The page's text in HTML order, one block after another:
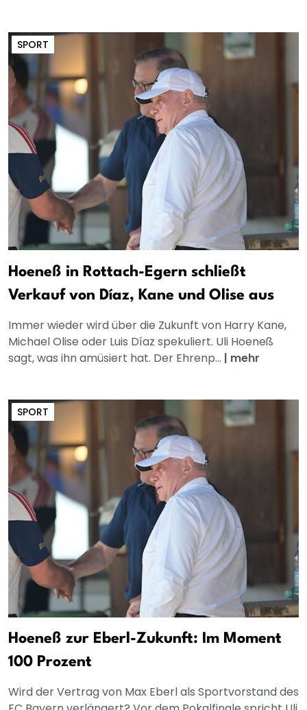
SPORT
Hoeneß in Rottach-Egern schließt
Verkauf von Díaz, Kane und Olise aus
Immer wieder wird über die Zukunft von Harry Kane,
Michael Olise oder Luis Díaz spekuliert. Uli Hoeneß
sagt, was ihn amüsiert hat. Der Ehrenp... | mehr
SPORT
Hoeneß zur Eberl-Zukunft: Im Moment
100 Prozent
Wird der Vertrag von Max Eberl als Sportvorstand des